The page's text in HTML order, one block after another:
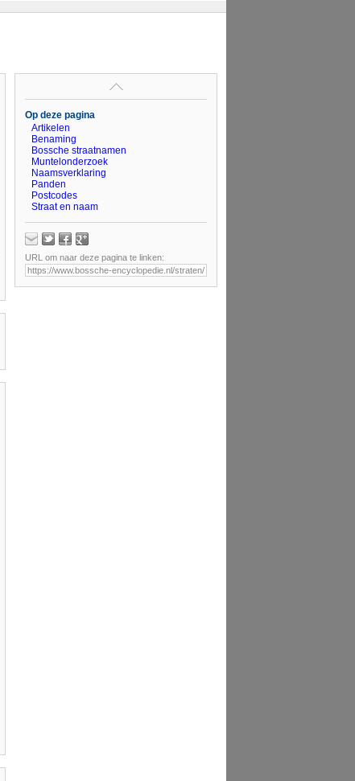
Op deze pagina
Artikelen
Benaming
Bossche straatnamen
Muntelonderzoek
Naamsverklaring
Panden
Postcodes
Straat en naam
URL om naar deze pagina te linken: